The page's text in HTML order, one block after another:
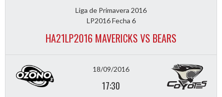
Liga de Primavera 2016
LP2016 Fecha 6
HA21LP2016 MAVERICKS VS BEARS
18/09/2016
17:30